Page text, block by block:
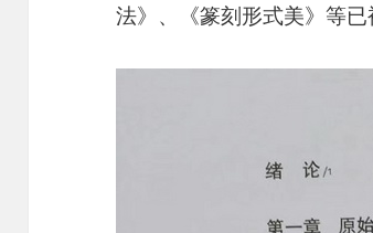
法》、《篆刻形式美》等已